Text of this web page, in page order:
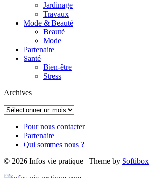
Jardinage
Travaux
Mode & Beauté
Beauté
Mode
Partenaire
Santé
Bien-être
Stress
Archives
Archives
Pour nous contacter
Partenaire
Qui sommes nous ?
© 2026 Infos vie pratique | Theme by Softibox